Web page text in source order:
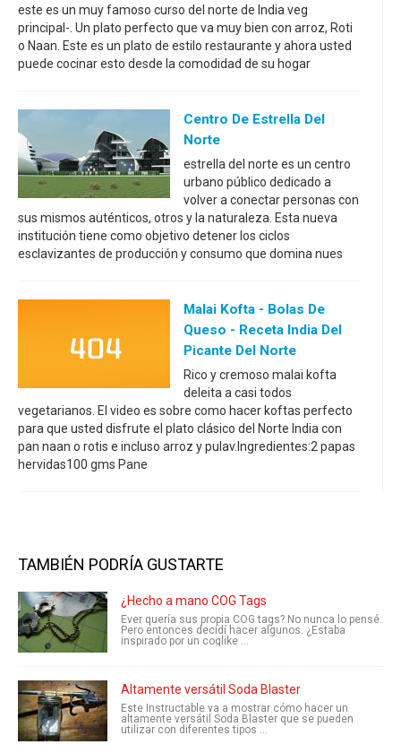
este es un muy famoso curso del norte de India veg
principal-. Un plato perfecto que va muy bien con arroz, Roti
o Naan. Este es un plato de estilo restaurante y ahora usted
puede cocinar esto desde la comodidad de su hogar
Centro De Estrella Del
Norte
estrella del norte es un centro
urbano público dedicado a
volver a conectar personas con
sus mismos auténticos, otros y la naturaleza. Esta nueva
institución tiene como objetivo detener los ciclos
esclavizantes de producción y consumo que domina nues
Malai Kofta - Bolas De
Queso - Receta India Del
Picante Del Norte
Rico y cremoso malai kofta
deleita a casi todos
vegetarianos. El video es sobre como hacer koftas perfecto
para que usted disfrute el plato clásico del Norte India con
pan naan o rotis e incluso arroz y pulav.Ingredientes:2 papas
hervidas100 gms Pane
TAMBIÉN PODRÍA GUSTARTE
¿Hecho a mano COG Tags
Ever quería sus propia COG tags? No nunca lo pensé.
Pero entonces decidí hacer algunos. ¿Estaba
inspirado por un coglike ...
Altamente versátil Soda Blaster
Este Instructable va a mostrar cómo hacer un
altamente versátil Soda Blaster que se pueden
utilizar con diferentes tipos ...